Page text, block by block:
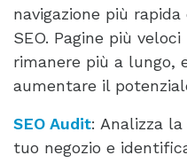
navigazione più
SEO. Pagine più
rimanere più a lungo,
aumentare il
SEO Audit: Analizza
tuo negozio e